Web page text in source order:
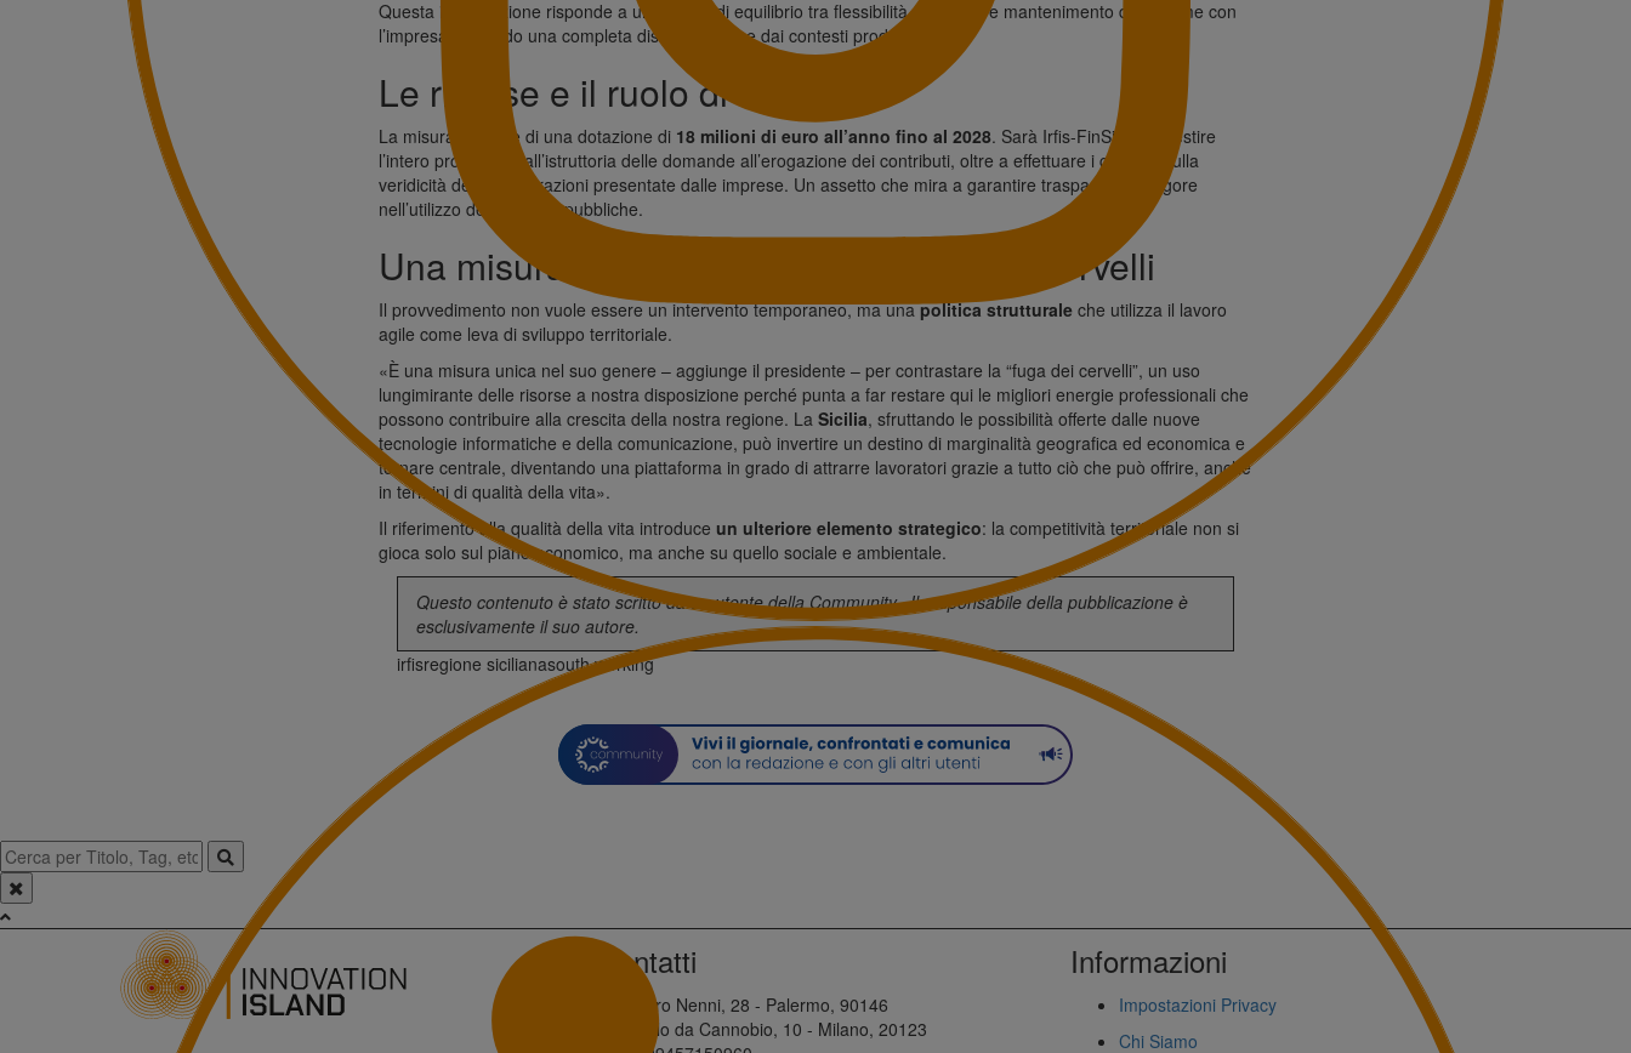
Questa impostazione risponde a una logica di equilibrio tra flessibilità operativa e mantenimento del legame con
l’impresa, evitando una completa disconnessione dai contesti produttivi.
Le risorse e il ruolo di Irfis
La misura dispone di una dotazione di 18 milioni di euro all’anno fino al 2028. Sarà Irfis-FinSicilia a gestire
l’intero processo, dall’istruttoria delle domande all’erogazione dei contributi, oltre a effettuare i controlli sulla
veridicità delle dichiarazioni presentate dalle imprese. Un assetto che mira a garantire trasparenza e rigore
nell’utilizzo delle risorse pubbliche.
Una misura strutturale contro la fuga dei cervelli
Il provvedimento non vuole essere un intervento temporaneo, ma unapolitica strutturale che utilizza il lavoro
agile come leva di sviluppo territoriale.
«È una misura unica nel suo genere – aggiunge il presidente – per contrastare la “fuga dei cervelli”, un uso
lungimirante delle risorse a nostra disposizione perché punta a far restare qui le migliori energie professionali che
possono contribuire alla crescita della nostra regione. La Sicilia, sfruttando le possibilità offerte dalle nuove
tecnologie informatiche e della comunicazione, può invertire un destino di marginalità geografica ed economica e
tornare centrale, diventando una piattaforma in grado di attrarre lavoratori grazie a tutto ciò che può offrire, anche
in termini di qualità della vita».
Il riferimento alla qualità della vita introduce un ulteriore elemento strategico: la competitività territoriale non si
gioca solo sul piano economico, ma anche su quello sociale e ambientale.
Questo contenuto è stato scritto da un utente dellaCommunity. Il responsabile della pubblicazione è
esclusivamente il suo autore.
irfisregione sicilianasouth working
Contatti
Via Pietro Nenni, 28 - Palermo, 90146
Via Paolo da Cannobio, 10 - Milano, 20123
Informazioni
Impostazioni Privacy
Chi Siamo